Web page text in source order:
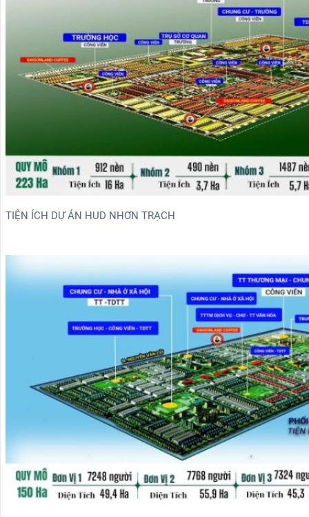
TIỆN ÍCH DỰ ÁN HUD NHƠN TRẠCH